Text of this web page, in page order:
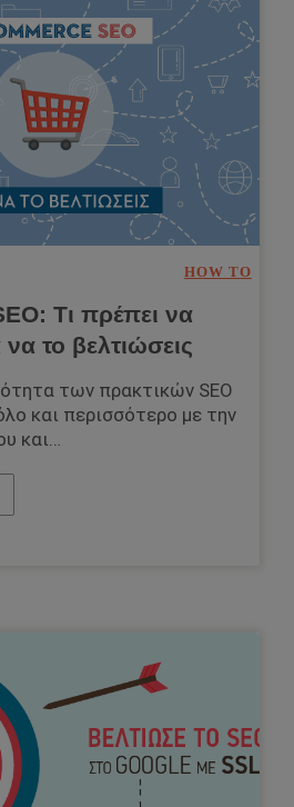
HOW TO
Τι πρέπει να
το βελτιώσεις
των πρακτικών SEO
και περισσότερο με την
και…